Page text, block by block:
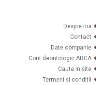
Despre noi
Contact
Date companie
Cont deontologic ARCA
Cauta in site
Termeni si conditii